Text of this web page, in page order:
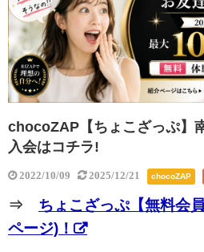
chocoZAP【ちょこざっぷ】
入会はコチラ!
2022/10/09 2025/12/21 chocoZAP
⇒ ちょこざっぷ【無料会
ページ)！